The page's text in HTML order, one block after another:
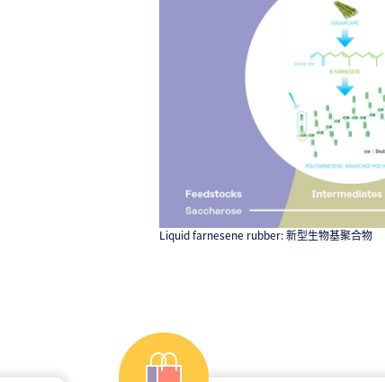
Liquid farnesene rubber: 新型生物基聚合物